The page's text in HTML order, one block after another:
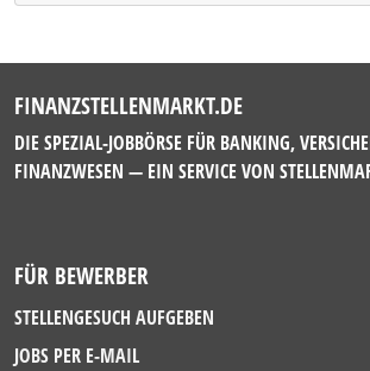
FINANZSTELLENMARKT.DE
DIE SPEZIAL-JOBBÖRSE FÜR BANKING,
FINANZWESEN — EIN SERVICE VON
FÜR BEWERBER
STELLENGESUCH AUFGEBEN
JOBS PER E-MAIL